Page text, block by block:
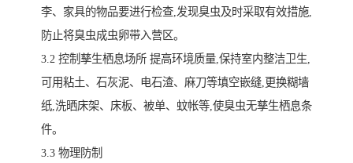
李、家具的物品要进行检查,发现臭虫及时采取有效措施,
防止将臭虫成虫卵带入营区。
3.2 控制孳生栖息场所 提高环境质量,保持室内整洁卫生,
可用粘土、石灰泥、电石渣、麻刀等填空嵌缝,更换糊墙
纸,洗晒床架、床板、被单、蚊帐等,使臭虫无孳生栖息条
件。
3.3 物理防制